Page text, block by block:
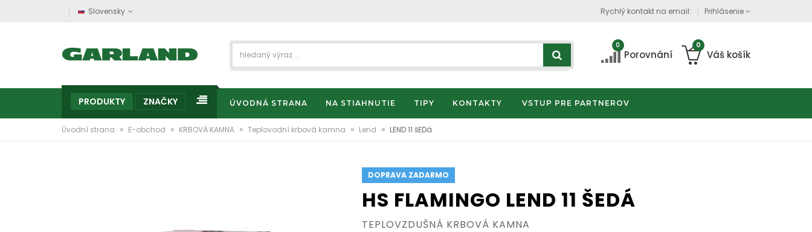
Slovensky Rychlý kontakt na email: Prihlásenie
0
Porovnání
0
Váš košík
PRODUKTY ZNAČKY ÚVODNÁ STRANA NA STIAHNUTIE TIPY KONTAKTY VSTUP PRE PARTNEROV
Úvodní strana » E-obchod » KRBOVÁ KAMNA » Teplovodní krbová kamna » Lend » LEND 11 šEDá
DOPRAVA ZADARMO
HS FLAMINGO LEND 11 ŠEDÁ
TEPLOVZDUŠNÁ KRBOVÁ KAMNA